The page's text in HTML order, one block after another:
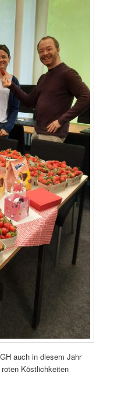
auch in diesem Jahr
Köstlichkeiten